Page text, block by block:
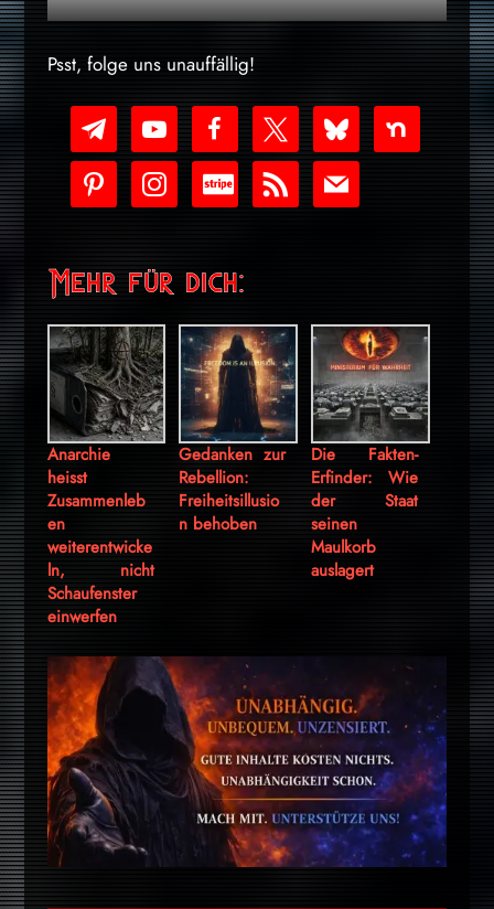
Psst, folge uns unauffällig!
telegram
youtube-
play
facebook bluesky nextdoor
pinterest instagramcc-
stripe
rss mail
Mehr für dich:
Anarchie
heisst
Zusammenleb
en
weiterentwicke
ln, nicht
Schaufenster
einwerfen
Gedanken zur
Rebellion:
Freiheitsillusio
n behoben
Die Fakten-
Erfinder: Wie
der Staat
seinen
Maulkorb
auslagert